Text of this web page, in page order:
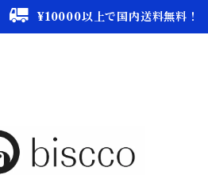
¥10000以上で国内送料無料！